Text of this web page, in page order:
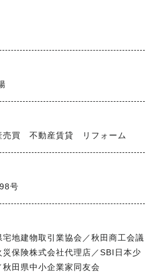
件
853-5780
：平日9:30－17:30／
－15:00（要予約）
売買 不動産賃貸 リフォーム
号
地建物取引業協会／秋田商工会議
災保険株式会社代理店／SBI日本少
田県中小企業家同友会